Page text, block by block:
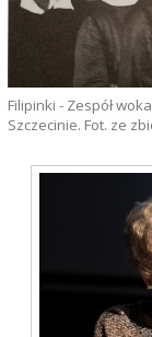
Filipinki - Zespół
Szczecinie. Fot. ze